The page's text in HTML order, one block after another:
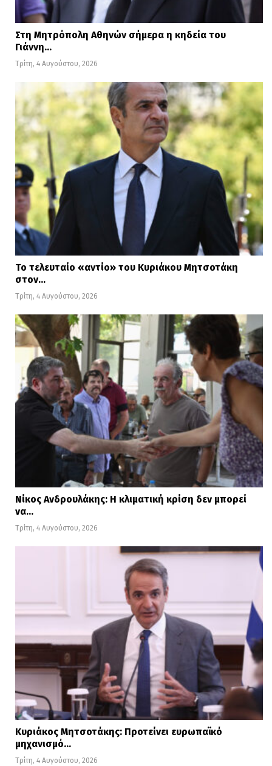
Στη Μητρόπολη Αθηνών σήμερα η κηδεία του
Γιάννη…
Τρίτη, 4 Αυγούστου, 2026
Το τελευταίο «αντίο» του Κυριάκου Μητσοτάκη
στον…
Τρίτη, 4 Αυγούστου, 2026
Νίκος Ανδρουλάκης: Η κλιματική κρίση δεν μπορεί
να…
Τρίτη, 4 Αυγούστου, 2026
Κυριάκος Μητσοτάκης: Προτείνει ευρωπαϊκό
μηχανισμό…
Τρίτη, 4 Αυγούστου, 2026